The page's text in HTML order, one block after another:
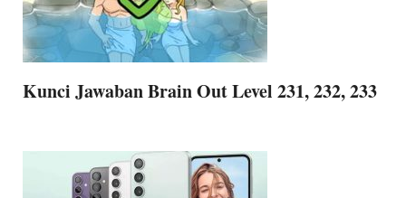
Kunci Jawaban Brain Out Level 231, 232, 233